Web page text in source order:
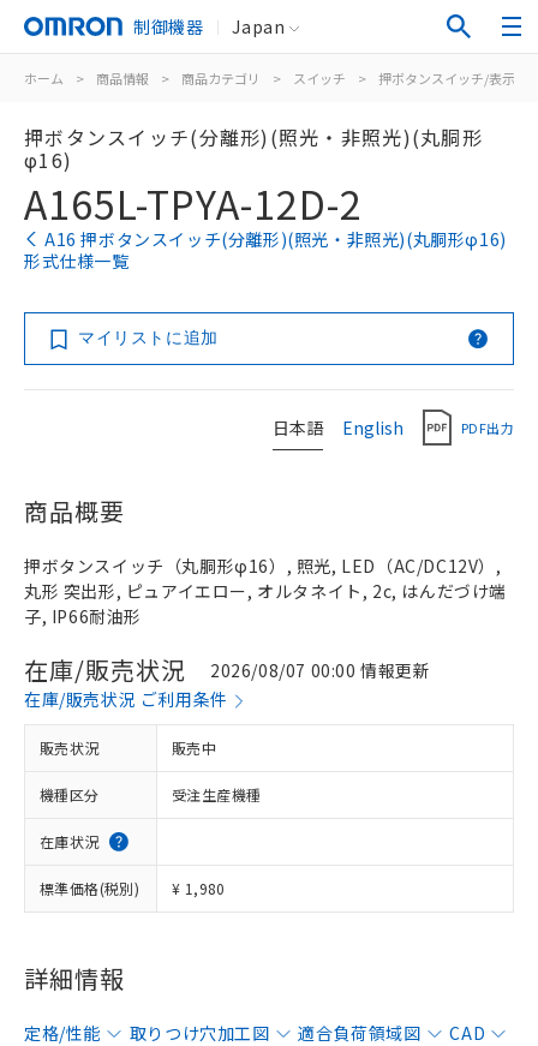
制御機器 Japan
ホーム > 商品情報 > 商品カテゴリ > スイッチ > 押ボタンスイッチ/表示灯
押ボタンスイッチ(分離形)(照光・非照光)(丸胴形
φ16)
A165L-TPYA-12D-2
A16 押ボタンスイッチ(分離形)(照光・非照光)(丸胴形φ16)
形式仕様一覧
マイリストに追加
日本語 English PDF出力
商品概要
押ボタンスイッチ（丸胴形φ16）, 照光, LED（AC/DC12V）,
丸形 突出形, ピュアイエロー, オルタネイト, 2c, はんだづけ端
子, IP66耐油形
在庫/販売状況
2026/08/07 00:00 情報更新
在庫/販売状況 ご利用条件
販売状況 販売中
機種区分 受注生産機種
在庫状況
標準価格(税別) ¥ 1,980
詳細情報
定格/性能 取りつけ穴加工図 適合負荷領域図
CAD